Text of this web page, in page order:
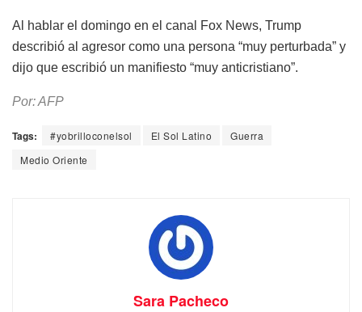
Al hablar el domingo en el canal Fox News, Trump
describió al agresor como una persona “muy perturbada” y
dijo que escribió un manifiesto “muy anticristiano”.
Por: AFP
Tags: #yobrilloconelsol El Sol Latino
Guerra
Medio Oriente
Sara Pacheco